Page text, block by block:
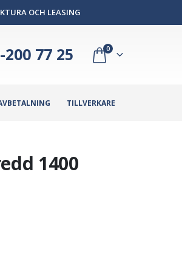
OCH LEASING
200 77 25 0
TILLVERKARE
1400